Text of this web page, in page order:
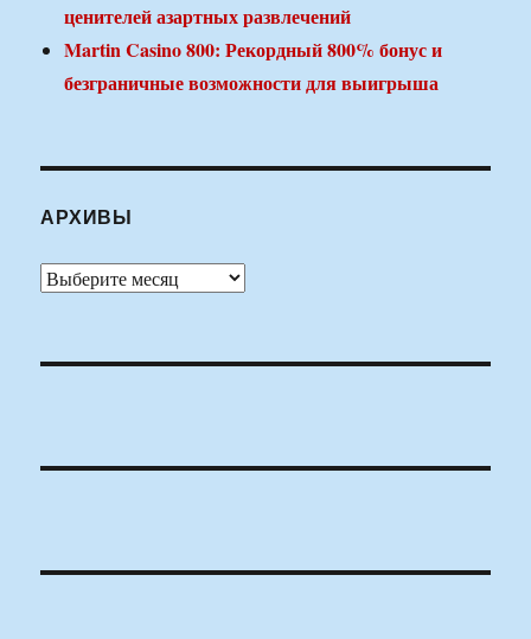
ценителей азартных развлечений
Martin Casino 800: Рекордный 800% бонус и
безграничные возможности для выигрыша
АРХИВЫ
Архивы